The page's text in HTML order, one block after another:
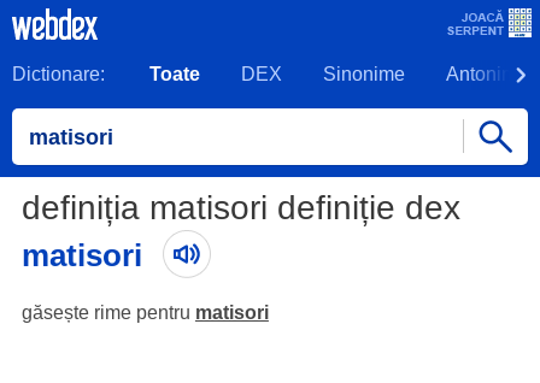
Dictionare: Toate DEX Sinonime Antonime
definiția matisori definiție dex
matisori
găsește rime pentru matisori